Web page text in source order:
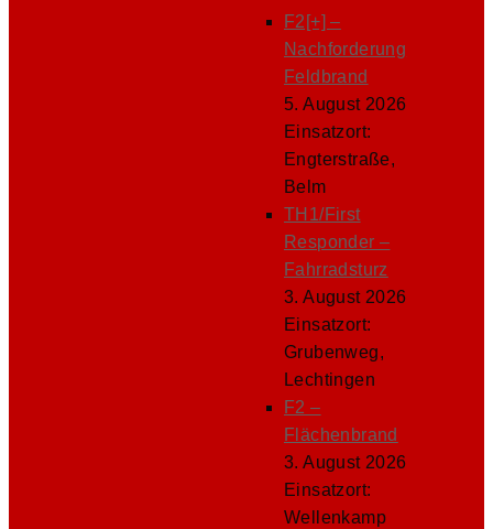
F2[+] –
Nachforderung
Feldbrand
5. August 2026
Einsatzort:
Engterstraße,
Belm
TH1/First
Responder –
Fahrradsturz
3. August 2026
Einsatzort:
Grubenweg,
Lechtingen
F2 –
Flächenbrand
3. August 2026
Einsatzort:
Wellenkamp